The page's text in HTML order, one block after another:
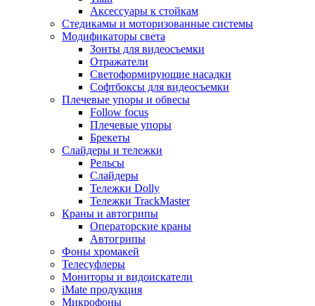
Аксессуары к стойкам
Стедикамы и моторизованные системы
Модификаторы света
Зонты для видеосъемки
Отражатели
Светоформирующие насадки
Софтбоксы для видеосъемки
Плечевые упоры и обвесы
Follow focus
Плечевые упоры
Брекеты
Слайдеры и тележки
Рельсы
Слайдеры
Тележки Dolly
Тележки TrackMaster
Краны и автогрипы
Операторские краны
Автогрипы
Фоны хромакей
Телесуфлеры
Мониторы и видоискатели
iMate продукция
Микрофоны